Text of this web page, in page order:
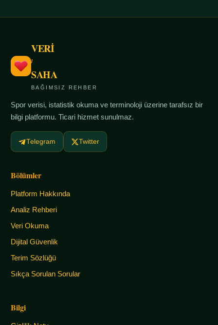
VERİ
/
SAHA
BAĞIMSIZ REHBER
Spor verisi, istatistik okuma ve terminoloji üzerine tarafsız bir
bilgi platformu. Ticari hizmet sunulmaz.
Telegram Twitter
Bölümler
Platform Hakkında
Analiz Rehberi
Veri Okuma
Dijital Güvenlik
Terim Sözlüğü
Sıkça Sorulan Sorular
Bilgi